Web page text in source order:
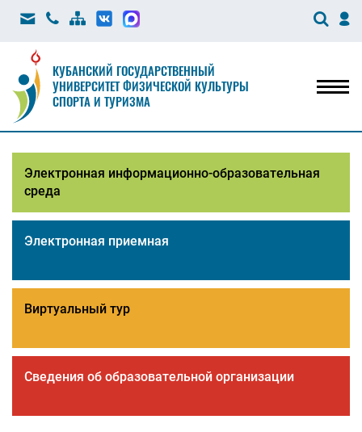
КУБАНСКИЙ ГОСУДАРСТВЕННЫЙ
УНИВЕРСИТЕТ ФИЗИЧЕСКОЙ КУЛЬТУРЫ
СПОРТА И ТУРИЗМА
Электронная информационно-образовательная
среда
Электронная приемная
Виртуальный тур
Сведения об образовательной организации